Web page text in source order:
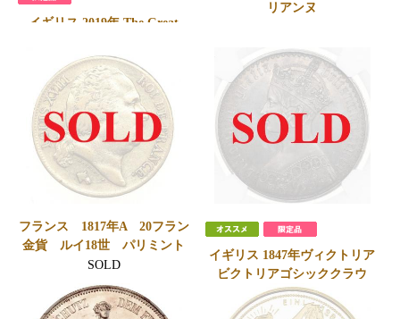
イギリス 2019年 The Great
イオン」5ポンド 2オンス プル
ーフ純銀貨 エリザベス2世 ロ
イヤルミント NGC PF68Ultra
Cameo
800,000円
会員価格
780,000 円
リアンヌ
フランス 1817年A 20フラン
金貨 ルイ18世 パリミント
SOLD
イギリス 1847年ヴィクトリア
ビクトリアゴシッククラウ
ン プルーフ銀貨プレーンエ
ッジ BULL-2578a ESC R4指定